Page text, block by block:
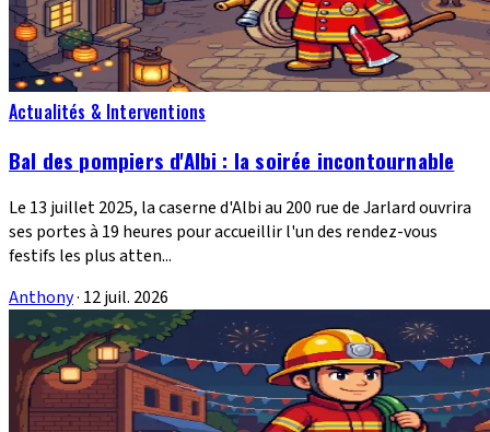
Actualités & Interventions
Bal des pompiers d'Albi : la soirée incontournable
Le 13 juillet 2025, la caserne d'Albi au 200 rue de Jarlard ouvrira
ses portes à 19 heures pour accueillir l'un des rendez-vous
festifs les plus atten...
Anthony· 12 juil. 2026